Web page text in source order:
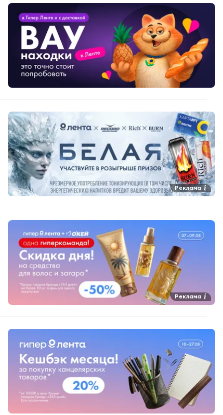
Реклама
Реклама